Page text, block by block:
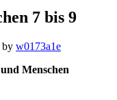
7 bis 9
by w0173a1e
Menschen